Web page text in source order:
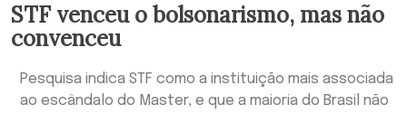
STF venceu o bolsonarismo, mas não
convenceu
Pesquisa indica STF como a instituição mais associada
ao escândalo do Master, e que a maioria do Brasil não